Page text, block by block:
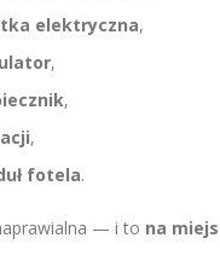
elektryczna,
,
,
,
fotela.
— i to na